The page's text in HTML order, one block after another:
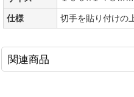
仕様
切手を貼り付けの
関連商品